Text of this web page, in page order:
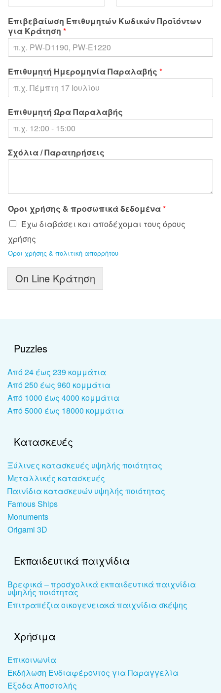
Επιβεβαίωση Επιθυμητών Κωδικών Προϊόντων
για Κράτηση *
Επιθυμητή Ημερομηνία Παραλαβής *
Επιθυμητή Ώρα Παραλαβής
Σχόλια / Παρατηρήσεις
Όροι χρήσης & προσωπικά δεδομένα*
Έχω διαβάσει και αποδέχομαι τους όρους
χρήσης
Όροι χρήσης & πολιτική απορρήτου
On Line Κράτηση
Puzzles
Από 24 έως 239 κομμάτια
Από 250 έως 960 κομμάτια
Από 1000 έως 4000 κομμάτια
Από 5000 έως 18000 κομμάτια
Κατασκευές
Ξύλινες κατασκευές υψηλής ποιότητας
Μεταλλικές κατασκευές
Παινίδια κατασκευών υψηλής ποιότητας
Famous Ships
Monuments
Origami 3D
Εκπαιδευτικά παιχνίδια
Βρεφικά – προσχολικά εκπαιδευτικά παιχνίδια
υψηλής ποιότητας
Επιτραπέζια οικογενειακά παιχνίδια σκέψης
Χρήσιμα
Επικοινωνία
Εκδήλωση Ενδιαφέροντος για Παραγγελία
Έξοδα Αποστολής